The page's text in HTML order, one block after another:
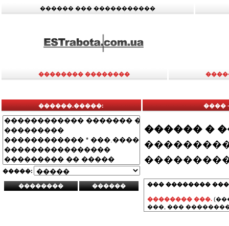
������ ��� �����������
�������� ��������
������.�����:
�����:
����
������ �
��� ��������
�������� ���.
���, ���